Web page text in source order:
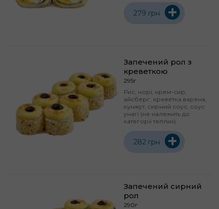
279 грн +
Запечений рол з
креветкою
295г
Рис, норі, крем-сир,
айсберг, креветка варена,
кунжут, сирний соус, соус
унагі (не належить до
категорії теплих)
282 грн +
Запечений сирний
рол
290г